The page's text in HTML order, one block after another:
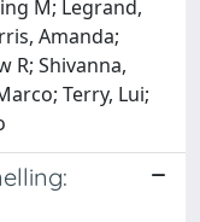
M; Legrand,
Amanda;
R; Shivanna,
Terry, Lui;